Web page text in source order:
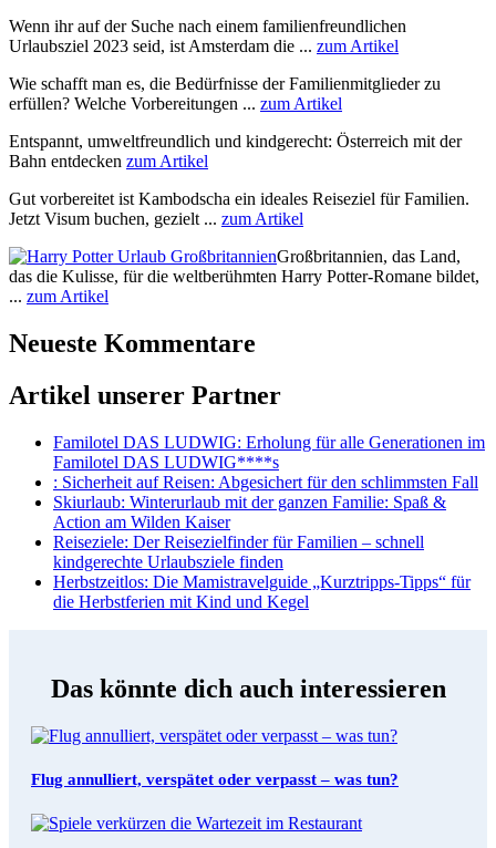
Wenn ihr auf der Suche nach einem familienfreundlichen
Urlaubsziel 2023 seid, ist Amsterdam die ... zum Artikel
Wie schafft man es, die Bedürfnisse der Familienmitglieder zu
erfüllen? Welche Vorbereitungen ... zum Artikel
Entspannt, umweltfreundlich und kindgerecht: Österreich mit der
Bahn entdecken zum Artikel
Gut vorbereitet ist Kambodscha ein ideales Reiseziel für Familien.
Jetzt Visum buchen, gezielt ... zum Artikel
Großbritannien, das Land,
das die Kulisse, für die weltberühmten Harry Potter-Romane bildet,
... zum Artikel
Neueste Kommentare
Artikel unserer Partner
Familotel DAS LUDWIG: Erholung für alle Generationen im
Familotel DAS LUDWIG****s
: Sicherheit auf Reisen: Abgesichert für den schlimmsten Fall
Skiurlaub: Winterurlaub mit der ganzen Familie: Spaß &
Action am Wilden Kaiser
Reiseziele: Der Reisezielfinder für Familien – schnell
kindgerechte Urlaubsziele finden
Herbstzeitlos: Die Mamistravelguide „Kurztripps-Tipps“ für
die Herbstferien mit Kind und Kegel
Das könnte dich auch interessieren
Flug annulliert, verspätet oder verpasst – was tun?